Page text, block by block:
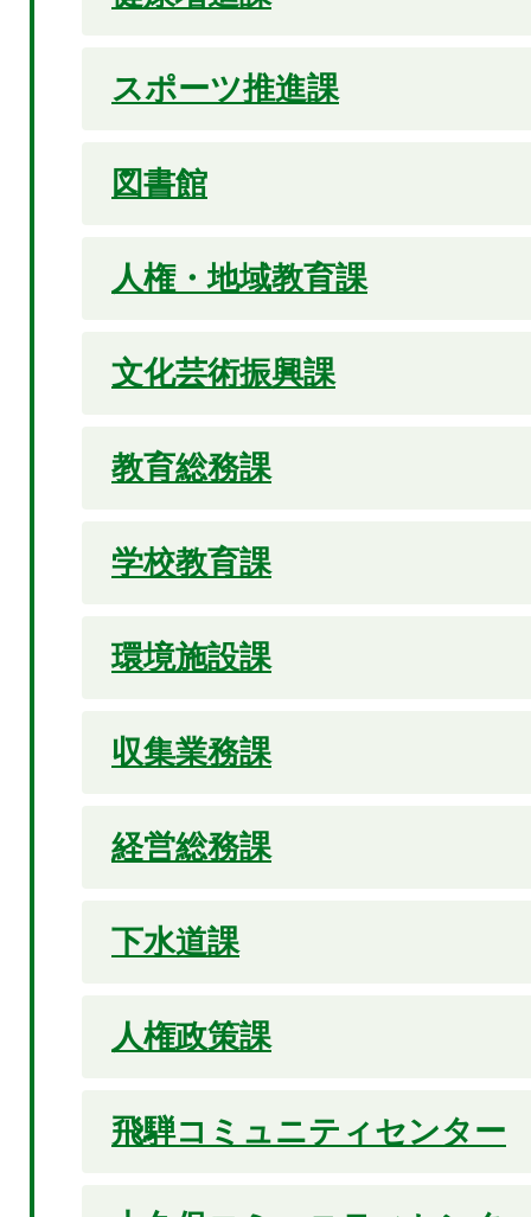
スポーツ推進課
図書館
人権・地域教育課
文化芸術振興課
教育総務課
学校教育課
環境施設課
収集業務課
経営総務課
下水道課
人権政策課
飛騨コミュニティセンター